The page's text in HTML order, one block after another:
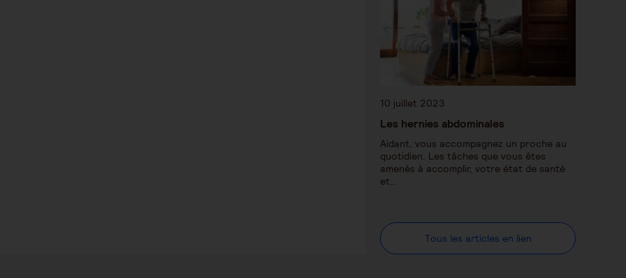
10 juillet 2023
Les hernies abdominales
Aidant, vous accompagnez un proche au
quotidien. Les tâches que vous êtes
amenés à accomplir, votre état de santé
et…
Tous les articles en lien